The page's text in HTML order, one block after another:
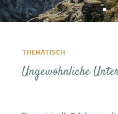
THEMATISCH
Ungewöhnliche